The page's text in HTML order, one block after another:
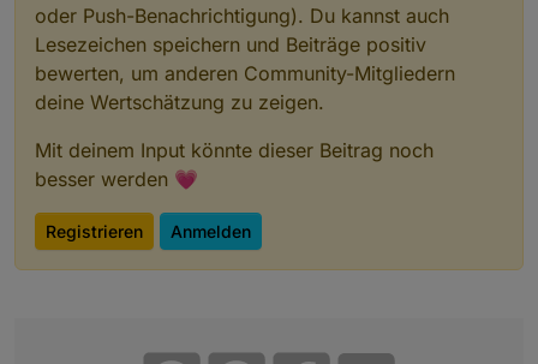
oder Push-Benachrichtigung). Du kannst auch
Lesezeichen speichern und Beiträge positiv
bewerten, um anderen Community-Mitgliedern
deine Wertschätzung zu zeigen.
Mit deinem Input könnte dieser Beitrag noch
besser werden 💗
Registrieren Anmelden